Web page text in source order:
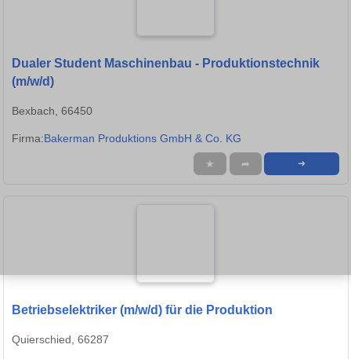
Dualer Student Maschinenbau - Produktionstechnik
(m/w/d)
Bexbach, 66450
Firma:Bakerman Produktions GmbH & Co. KG
★ ➦ ➜
Betriebselektriker (m/w/d) für die Produktion
Quierschied, 66287